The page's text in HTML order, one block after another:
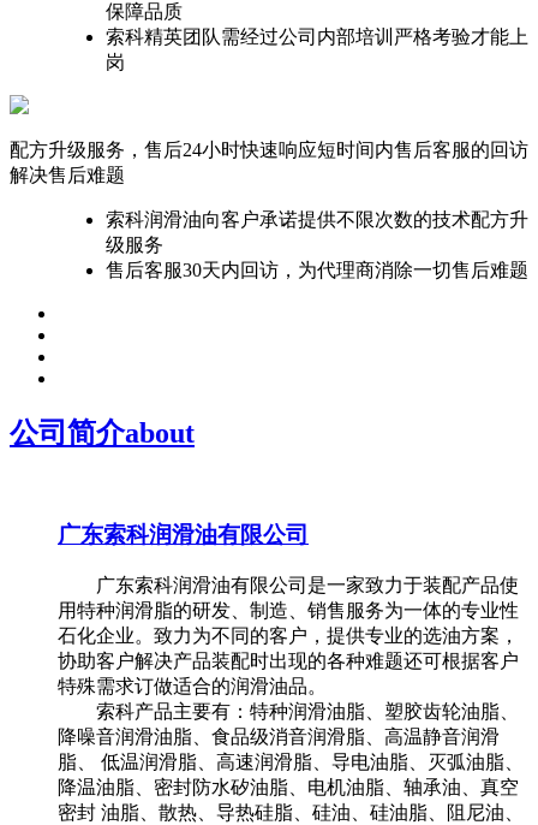
保障品质
索科精英团队需经过公司内部培训严格考验才能上
岗
配方升级服务，售后24小时快速响应短时间内售后客服的回访
解决售后难题
索科润滑油向客户承诺提供不限次数的技术配方升
级服务
售后客服30天内回访，为代理商消除一切售后难题
公司简介about
广东索科润滑油有限公司
广东索科润滑油有限公司是一家致力于装配产品使
用特种润滑脂的研发、制造、销售服务为一体的专业性
石化企业。致力为不同的客户，提供专业的选油方案，
协助客户解决产品装配时出现的各种难题还可根据客户
特殊需求订做适合的润滑油品。
索科产品主要有：特种润滑油脂、塑胶齿轮油脂、
降噪音润滑油脂、食品级消音润滑脂、高温静音润滑
脂、 低温润滑脂、高速润滑脂、导电油脂、灭弧油脂、
降温油脂、密封防水矽油脂、电机油脂、轴承油、真空
密封 油脂、散热、导热硅脂、硅油、硅油脂、阻尼油、